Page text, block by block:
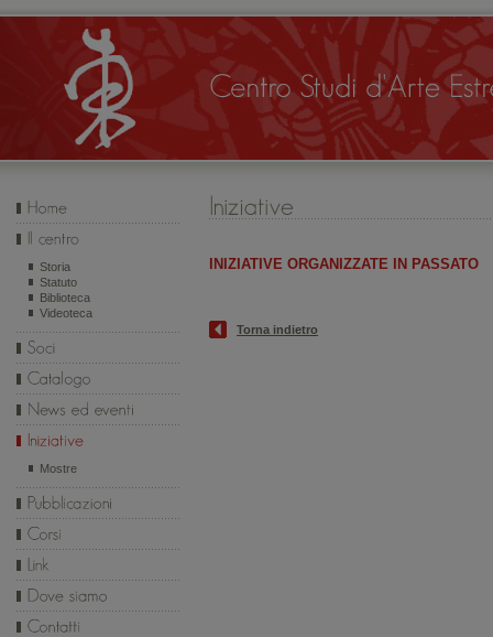
Storia
Statuto
Biblioteca
Videoteca
Mostre
INIZIATIVE ORGANIZZATE IN PASSATO
Torna indietro